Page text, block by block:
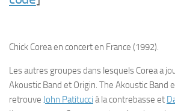
Chick Corea en concert en France (1992).
Les autres groupes dans lesquels Corea a
Akoustic Band et Origin. The Akoustic Band
retrouve John Patitucci à la contrebasse et